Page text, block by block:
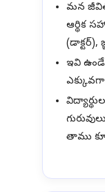
మన
ఆర్థిక
(డాక్టర్),
ఇవి
తాము